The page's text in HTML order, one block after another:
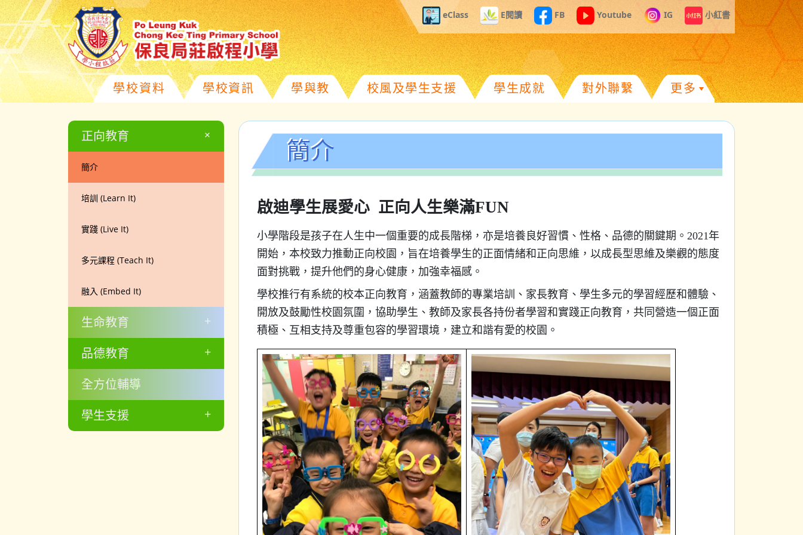
eClass E閱讀 FB Youtube IG 小紅書
學校資料 學校資訊 學與教 校風及學生支援 學生成就 對外聯繫 更多
正向教育 +
簡介
培訓 (Learn It)
實踐 (Live It)
多元課程 (Teach It)
融入 (Embed It)
生命教育
+
品德教育
+
全方位輔導
學生支援
+
簡介
啟迪學生展愛心 正向人生樂滿FUN
小學階段是孩子在人生中一個重要的成長階梯，亦是培養良好習慣、性格、品德的關鍵期。2021年
開始，本校致力推動正向校園，旨在培養學生的正面情緒和正向思維，以成長型思維及樂觀的態度
面對挑戰，提升他們的身心健康，加強幸福感。
學校推行有系統的校本正向教育，涵蓋教師的專業培訓、家長教育、學生多元的學習經歷和體驗、
開放及鼓勵性校園氛圍，協助學生、教師及家長各持份者學習和實踐正向教育，共同營造一個正面
積極、互相支持及尊重包容的學習環境，建立和諧有愛的校園。